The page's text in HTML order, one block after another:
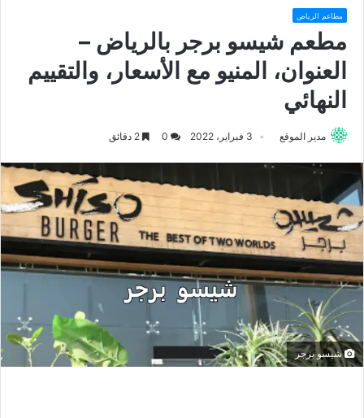
مطاعم الرياض
مطعم شيسو برجر بالرياض –
العنوان، المنيو مع الأسعار، والتقييم
النهائي
مدير الموقع 3 فبراير، 2022
شيسو برجر